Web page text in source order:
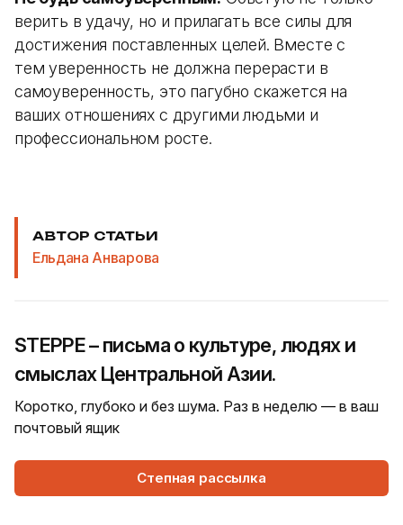
верить в удачу, но и прилагать все силы для
достижения поставленных целей. Вместе с
тем уверенность не должна перерасти в
самоуверенность, это пагубно скажется на
ваших отношениях с другими людьми и
профессиональном росте.
АВТОР СТАТЬИ
Ельдана Анварова
STEPPE – письма о культуре, людях и
смыслах Центральной Азии.
Коротко, глубоко и без шума. Раз в неделю — в ваш
почтовый ящик
Степная рассылка